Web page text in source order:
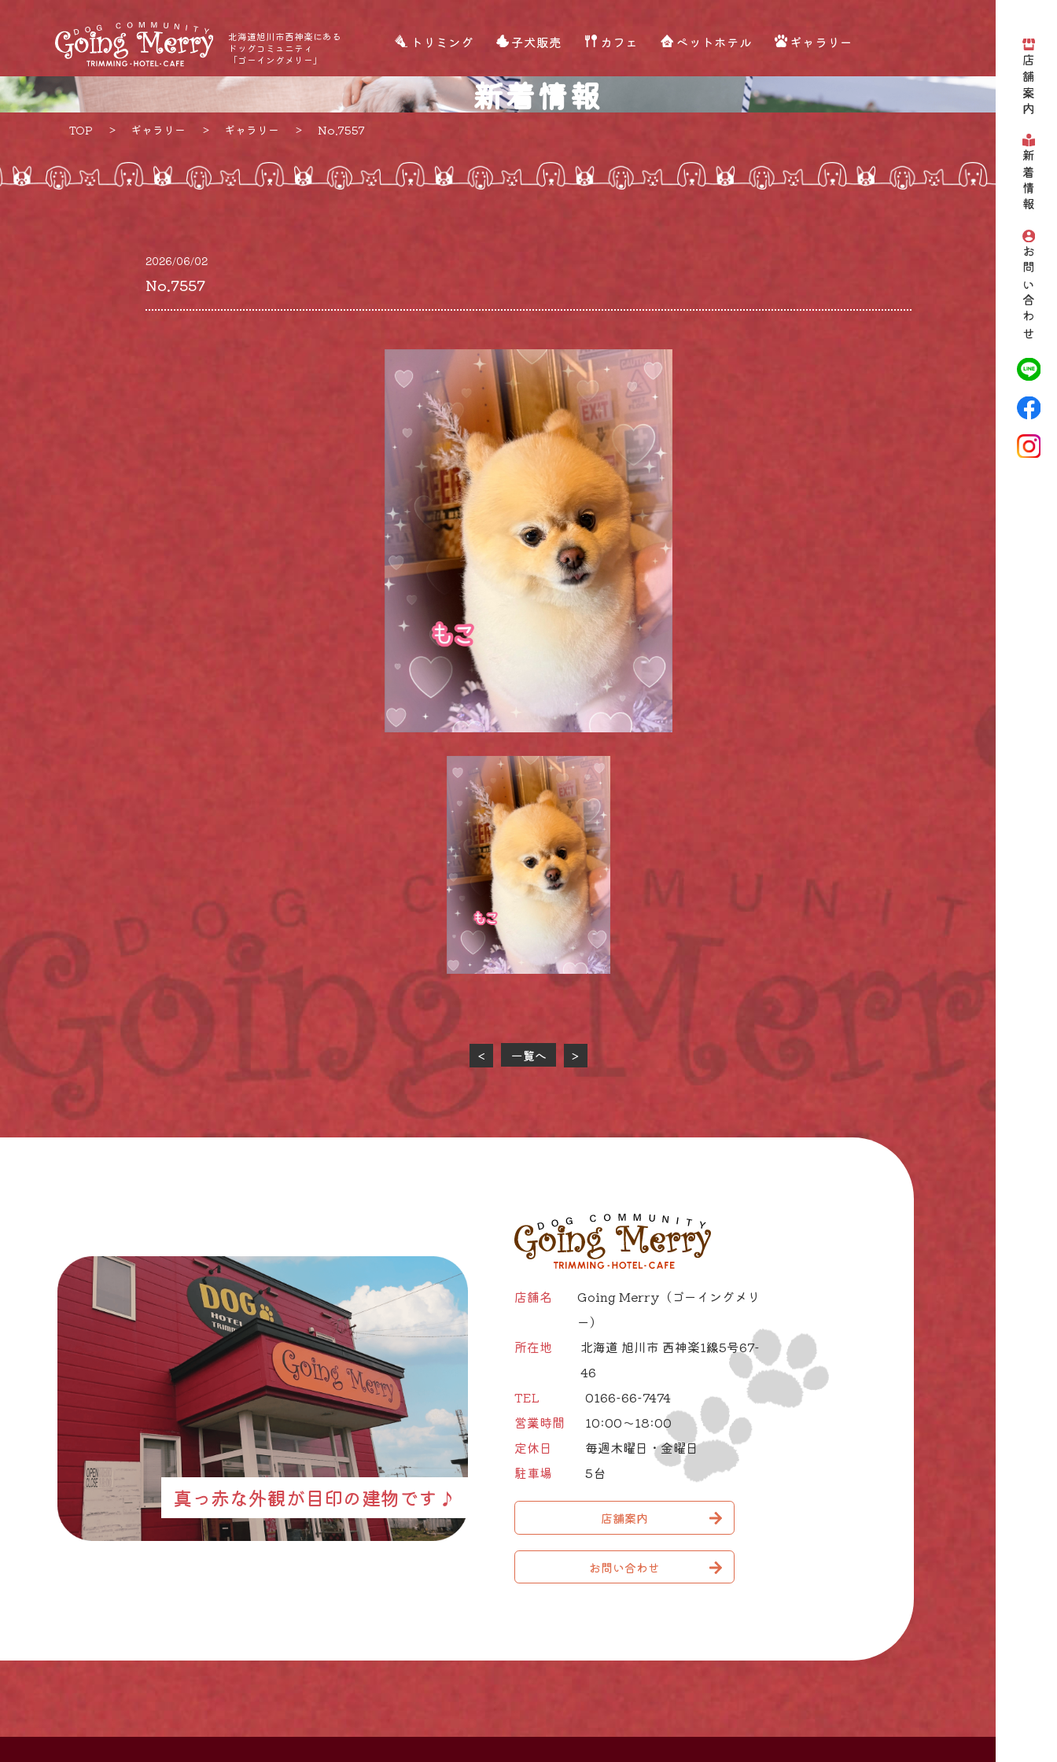
北海道旭川市西神楽にある
ドッグコミュニティ
「ゴーイングメリー」
トリミング 子犬販売 カフェ ペットホテル ギャラリー
店舗案内
新着情報
お問い合わせ
新着情報
TOP ギャラリー ギャラリー No.7557
2026/06/02
No.7557
< 一覧へ >
真っ赤な外観が目印の建物です♪
店舗名 Going Merry（ゴーイングメリ
ー）
所在地
北海道 旭川市 西神楽1線5号67-
46
TEL
0166-66-7474
営業時間
10:00～18:00
定休日
毎週木曜日・金曜日
駐車場
5台
店舗案内
お問い合わせ